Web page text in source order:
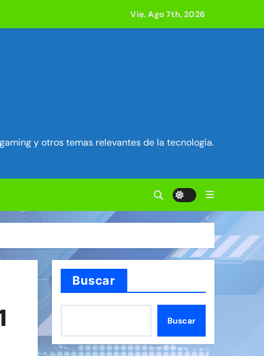
en servidores proxy. ~ Segu-Info
Vie. Ago 7th, 2026
y otros temas relevantes de la tecnología.
Buscar
Buscar